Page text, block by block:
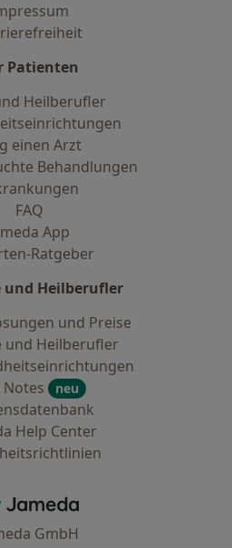
Patienten
Heilberufler
einen Arzt
Behandlungen
FAQ
App
Ratgeber
und Heilberufler
und Preise
und Heilberufler
Notes
neu
Help Center
Jameda - Startseite
GmbH